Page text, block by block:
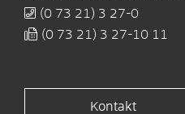
(0 73 21) 3 27-0
(0 73 21) 3 27-10 11
Kontakt